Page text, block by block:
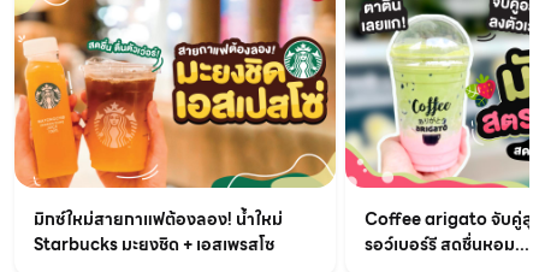
มิกซ์ใหม่สายกาแฟต้องลอง! น้ำใหม่
Starbucks มะยงชิด + เอสเพรสโซ
Coffee arigato จับคู่สุ
รอว์เบอร์รี สดชื่นหอม...